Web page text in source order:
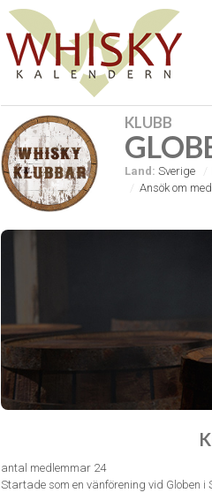
KLUBB
Land: Sverige
Ansök om
antal medlemmar 24
Startade som en vänförening vid Globen